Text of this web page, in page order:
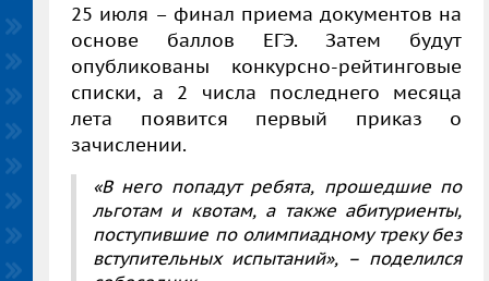
25 июля – финал приема документов на
основе баллов ЕГЭ. Затем будут
опубликованы конкурсно-рейтинговые
списки, а 2 числа последнего месяца
лета появится первый приказ о
зачислении.
«В него попадут ребята, прошедшие по
льготам и квотам, а также абитуриенты,
поступившие по олимпиадному треку без
вступительных испытаний», – поделился